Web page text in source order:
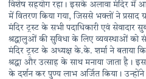
विशेष सहयोग रहा। इसके अलावा मंदिर में
में वितरण किया गया, जिससे भक्तों ने प्रसाद
मंदिर ट्रस्ट के सभी पदाधिकारी एवं
श्रद्धालुओं की सुविधा के लिए व्यवस्थाओं
मंदिर ट्रस्ट के अध्यक्ष के.के. शर्मा ने बताया
श्रद्धा और उत्साह के साथ मनाया जाता है।
के दर्शन कर पुण्य लाभ अर्जित किया।